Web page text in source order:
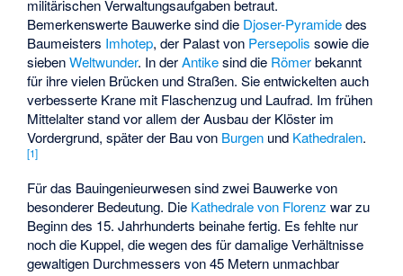
militärischen Verwaltungsaufgaben betraut.
Bemerkenswerte Bauwerke sind die Djoser-Pyramidedes
Baumeisters Imhotep, der Palast von Persepolis sowie die
siebenWeltwunder. In derAntikesind die Römerbekannt
für ihre vielen Brücken und Straßen. Sie entwickelten auch
verbesserte Krane mit Flaschenzug und Laufrad. Im frühen
Mittelalter stand vor allem der Ausbau der Klöster im
Vordergrund, später der Bau von Burgen und Kathedralen.
[1]
Für das Bauingenieurwesen sind zwei Bauwerke von
besonderer Bedeutung. Die Kathedrale von Florenz war zu
Beginn des 15. Jahrhunderts beinahe fertig. Es fehlte nur
noch die Kuppel, die wegen des für damalige Verhältnisse
gewaltigen Durchmessers von 45 Metern unmachbar